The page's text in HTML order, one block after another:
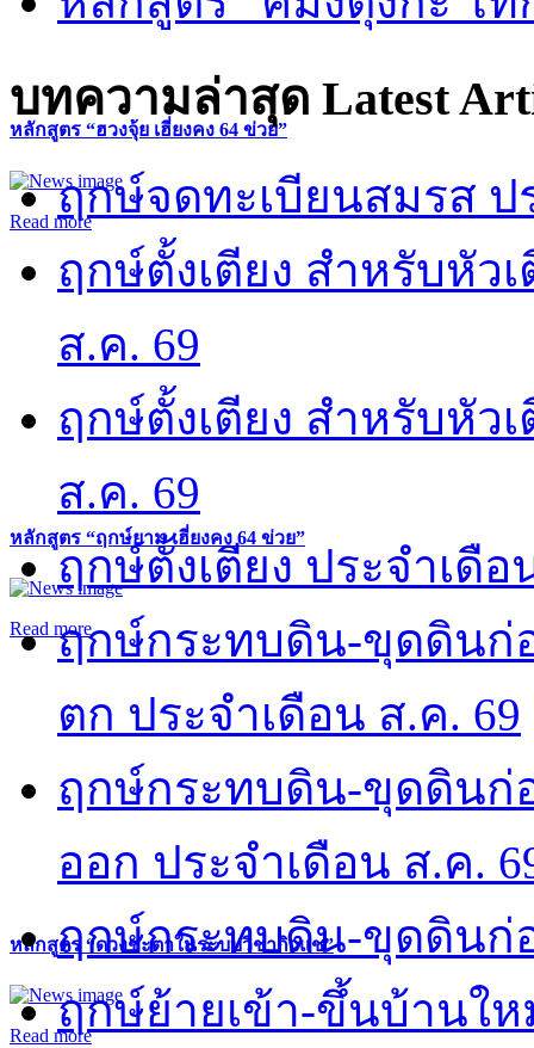
หลักสูตร “ฮวงจุ้ย เฮี่ยงคง 64 ข่วย”
Read more
หลักสูตร “ฤกษ์ยาม เฮี่ยงคง 64 ข่วย”
Read more
หลักสูตร “ดวงชะตาในระบบวิชากิวแช”
Read more
บทความล่าสุด Latest
ฤกษ์จดทะเบียนสมรส ป
ฤกษ์ตั้งเตียง สำหรับหัว
ส.ค. 69
ฤกษ์ตั้งเตียง สำหรับหัว
ส.ค. 69
ฤกษ์ตั้งเตียง ประจำเดือ
ฤกษ์กระทบดิน-ขุดดินก่
ตก ประจำเดือน ส.ค. 69
ฤกษ์กระทบดิน-ขุดดินก่
ออก ประจำเดือน ส.ค.
ฤกษ์กระทบดิน-ขุดดินก่
ฤกษ์ย้ายเข้า-ขึ้นบ้านใ